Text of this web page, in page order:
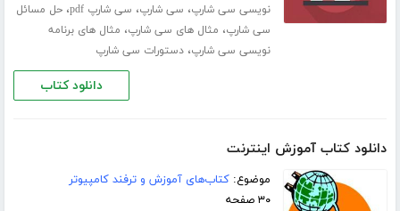
نویسی سی شارپ، سی شارپ، سی شارپ pdf ،حل مسائل
سی شارپ، مثال های سی شارپ، مثال های برنامه
نویسی سی شارپ،دستورات سی شارپ
دانلود کتاب
دانلود کتاب آموزش اینترنت
موضوع:کتاب‌های آموزش و ترفند کامپیوتر
۳۰ صفحه